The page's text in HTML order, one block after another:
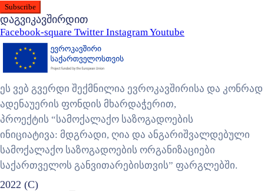
დაგვიკავშირდით
Facebook-square Twitter InstagramYoutube
ეს ვებ გვერდი შექმნილია ევროკავშირისა და კონრად
ადენაუერის ფონდის მხარდაჭერით,
პროექტის “სამოქალაქო საზოგადოების
ინიციატივა: მდგრადი, ღია და ანგარიშვალდებული
სამოქალაქო საზოგადოების ორგანიზაციები
საქართველოს განვითარებისთვის” ფარგლებში.
2022 (C)